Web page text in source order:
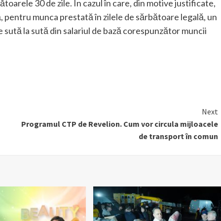
30 de zile. În cazul în care, din motive justificate,
pentru munca prestată în zilele de sărbătoare legală, un
sută la sută din salariul de bază corespunzător muncii
Next
Programul CTP de Revelion. Cum vor circula mijloacele
de transport în comun